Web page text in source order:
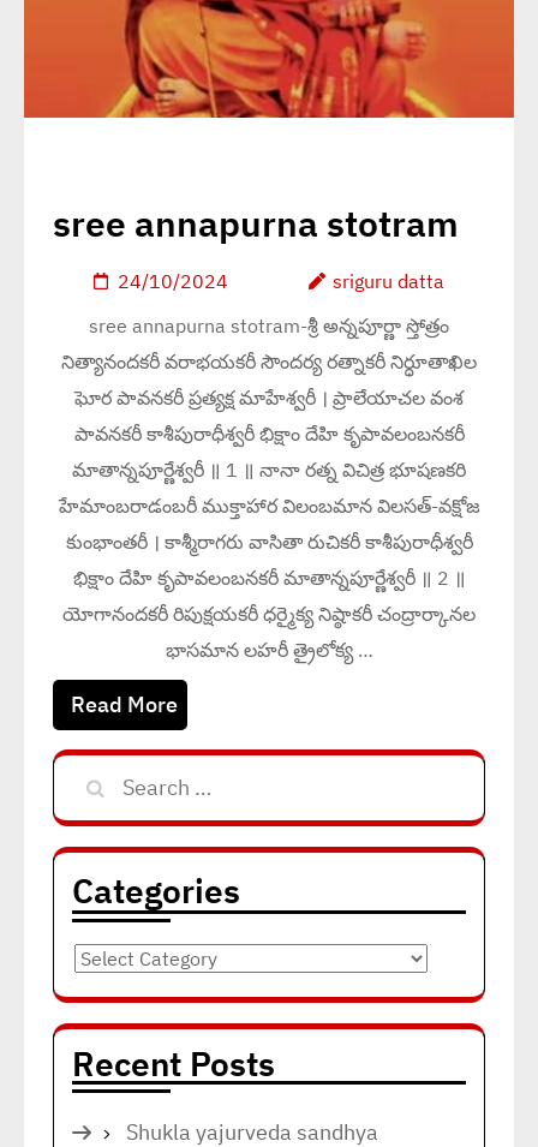
sree annapurna stotram
24/10/2024
sriguru datta
sree annapurna stotram-శ్రీ అన్నపూర్ణా స్తోత్రం
నిత్యానందకరీ వరాభయకరీ సౌందర్య రత్నాకరీ నిర్ధూతాఖిల
ఘోర పావనకరీ ప్రత్యక్ష మాహేశ్వరీ । ప్రాలేయాచల వంశ
పావనకరీ కాశీపురాధీశ్వరీ భిక్షాం దేహి కృపావలంబనకరీ
మాతాన్నపూర్ణేశ్వరీ ॥ 1 ॥ నానా రత్న విచిత్ర భూషణకరి
హేమాంబరాడంబరీ ముక్తాహార విలంబమాన విలసత్-వక్షోజ
కుంభాంతరీ । కాశ్మీరాగరు వాసితా రుచికరీ కాశీపురాధీశ్వరీ
భిక్షాం దేహి కృపావలంబనకరీ మాతాన్నపూర్ణేశ్వరీ ॥ 2 ॥
యోగానందకరీ రిపుక్షయకరీ ధర్మైక్య నిష్ఠాకరీ చంద్రార్కానల
భాసమాన లహరీ త్రైలోక్య …
Read More
Search
for:
Categories
Categories
Recent Posts
Shukla yajurveda sandhya